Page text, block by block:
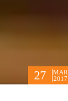
27
MAR
2017